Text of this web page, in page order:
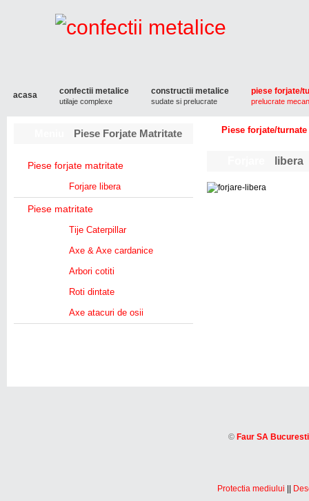
acasa confectii metalice
utilaje complexe
constructii metalice
sudate si prelucrate
piese forjate/
prelucrate
Piese forjate/turnate
libera
Piese Forjate Matritate
Piese forjate matritate
Forjare libera
Piese matritate
Tije Caterpillar
Axe & Axe cardanice
Arbori cotiti
Roti dintate
Axe atacuri de osii
© Faur SA
Protectia mediului